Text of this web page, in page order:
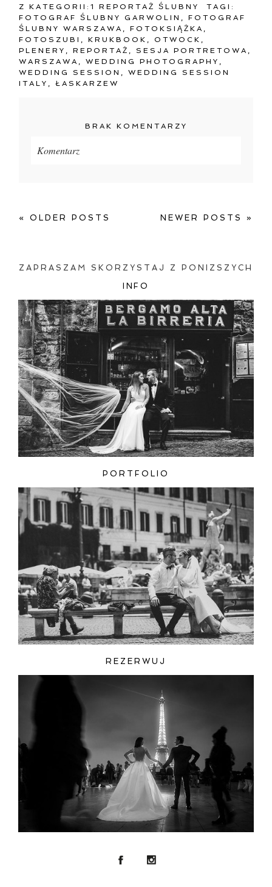
Z KATEGORII:1 REPORTAŻ ŚLUBNY
TAGI:
FOTOGRAF ŚLUBNY GARWOLIN
,FOTOGRAF
ŚLUBNY WARSZAWA
,FOTOKSIĄŻKA
FOTOSZUBI
,KRUKBOOK ,OTWOCK
PLENERY
,REPORTAŻ SESJA PORTRETOWA
WARSZAWA
,WEDDING PHOTOGRAPHY
WEDDING SESSION
,WEDDING SESSION
ITALY
,ŁASKARZEW
BRAK KOMENTARZY
Komentarz
ZAMIEŚĆ KOMENTARZ
« OLDER POSTS NEWER POSTS »
ZAPRASZAM SKORZYSTAJ Z PONIZSZYCH
INFO
PORTFOLIO
REZERWUJ